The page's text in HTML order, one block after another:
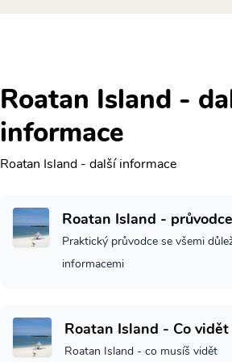
Roatan Island -
informace
Roatan Island - další informace
Roatan Island - průvodce
Praktický průvodce se všemi
informacemi
Roatan Island - Co vidět
Roatan Island - co musíš vidět